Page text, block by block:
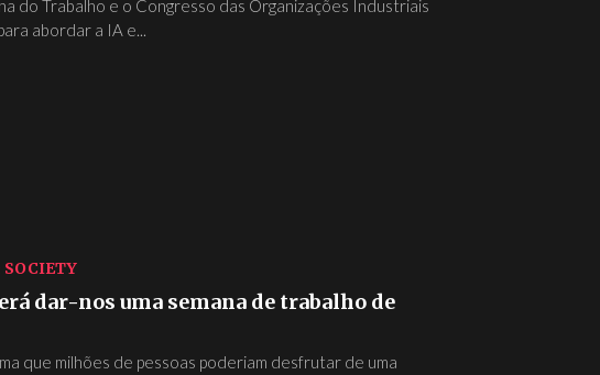
do Trabalho e o Congresso das Organizações Industriais
abordar a IA e...
SOCIETY
dar-nos uma semana de trabalho de
que milhões de pessoas poderiam desfrutar de uma